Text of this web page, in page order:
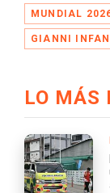
MUNDIAL
GIANNI
LO MÁS